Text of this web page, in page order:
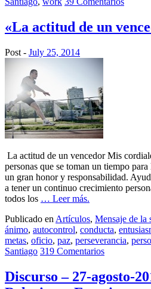
«La actitud de un
Post - July 25, 2014
La actitud de un vencedor Mis
personas que se toman un tiempo
un gran honor y responsabilidad.
a tener un continuo crecimiento
todos los … Leer más.
Publicado en Artículos, Mensaje de la
ánimo, autocontrol, conducta,
metas, oficio, paz, perseverancia,
Santiago 319 Comentarios
Discurso – 27-agosto-